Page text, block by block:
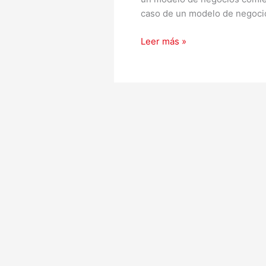
caso de un modelo de
Leer más »